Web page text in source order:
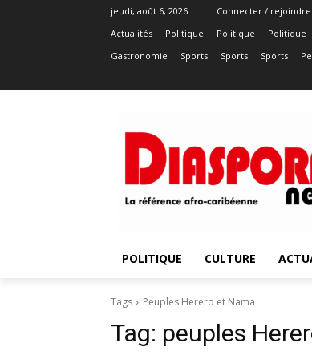
jeudi, août 6, 2026
Connecter / rejoindre
Actualités
Politique Politique Politique
Gastronomie
Sports Sports Sports
POLITIQUE CULTURE
Tags Peuples Herero et Nama
Tag: peuples